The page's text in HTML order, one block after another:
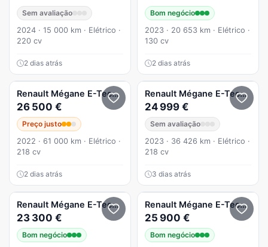
Sem avaliação
2024 · 15 000 km · Elétrico ·
220 cv
2 dias atrás
Bom negócio
2023 · 20 653 km · Elétrico ·
130 cv
2 dias atrás
Renault Mégane E-Tech EV60 Iconic
26 500 €
Preço justo
2022 · 61 000 km · Elétrico ·
218 cv
2 dias atrás
Renault Mégane E-Tech
24 999 €
Sem avaliação
2023 · 36 426 km · Elétrico ·
218 cv
3 dias atrás
Renault Mégane E-Tech EV60 220hp optimum charge
23 300 €
Bom negócio
Renault Mégane E-Tech
25 900 €
Bom negócio